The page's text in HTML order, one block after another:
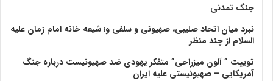
جنگ تمدنی
نبرد میان اتحاد صلیبی، صهیونی و سلفی و؛ شیعه خانه امام زمان علیه
السلام از چند منظر
توییت ” آلون میزراحی” متفکر یهودی ضد صهیونیست درباره جنگ
آمریکایی – صهیونیستی علیه ایران